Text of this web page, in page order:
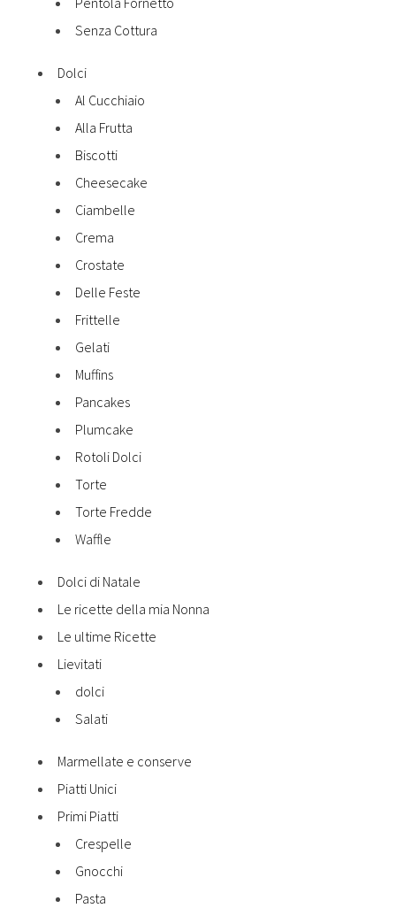
Senza Cottura
Dolci
Al Cucchiaio
Alla Frutta
Biscotti
Cheesecake
Ciambelle
Crema
Crostate
Delle Feste
Frittelle
Gelati
Muffins
Pancakes
Plumcake
Rotoli Dolci
Torte
Torte Fredde
Waffle
Dolci di Natale
Le ricette della mia Nonna
Le ultime Ricette
Lievitati
dolci
Salati
Marmellate e conserve
Piatti Unici
Primi Piatti
Crespelle
Gnocchi
Pasta